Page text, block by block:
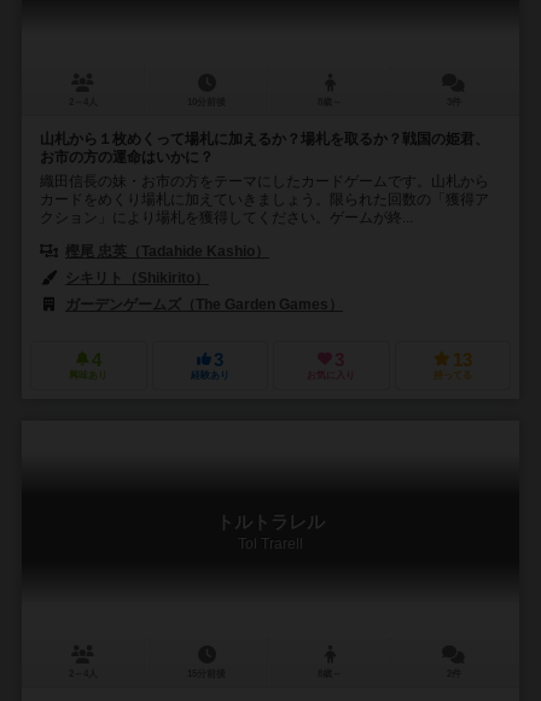
山札から１枚めくって場札に加えるか？場札を取るか？戦国の姫君、
お市の方の運命はいかに？
織田信長の妹・お市の方をテーマにしたカードゲームです。山札から
カードをめくり場札に加えていきましょう。限られた回数の「獲得ア
クション」により場札を獲得してください。ゲームが終...
樫尾 忠英（Tadahide Kashio）
シキリト（Shikirito）
ガーデンゲームズ（The Garden Games）
4
興味あり
3
経験あり
3
お気に入り
13
持ってる
トルトラレル
Tol Trarell